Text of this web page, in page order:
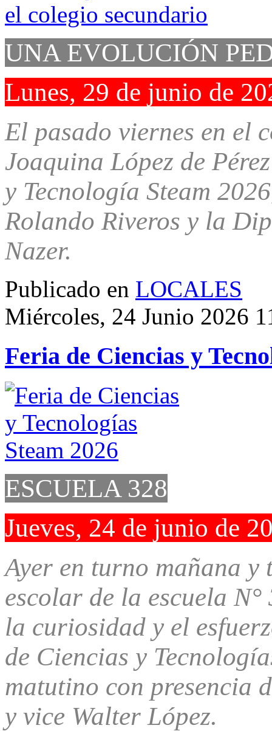
UNA EVOLUCIÓN
Lunes, 29 de junio de
El pasado viernes en el
Joaquina López de
y Tecnología Steam
Rolando Riveros y la
Nazer.
Publicado en LOCALES
Miércoles, 24 Junio 2026
Feria de Ciencias y
ESCUELA 328
Jueves, 24 de junio de
Ayer en turno mañana y
escolar de la escuela
la curiosidad y el
de Ciencias y
matutino con presencia
y vice Walter López.